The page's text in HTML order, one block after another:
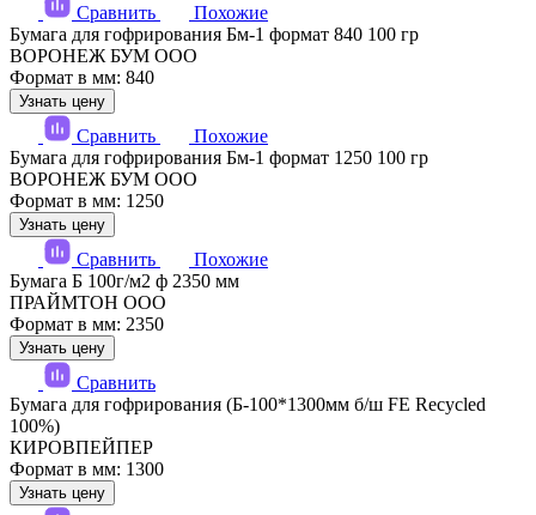
Сравнить
Похожие
Бумага для гофрирования Бм-1 формат 840 100 гр
ВОРОНЕЖ БУМ ООО
Формат в мм: 840
Узнать цену
Сравнить
Похожие
Бумага для гофрирования Бм-1 формат 1250 100 гр
ВОРОНЕЖ БУМ ООО
Формат в мм: 1250
Узнать цену
Сравнить
Похожие
Бумага Б 100г/м2 ф 2350 мм
ПРАЙМТОН ООО
Формат в мм: 2350
Узнать цену
Сравнить
Бумага для гофрирования (Б-100*1300мм б/ш FE Recycled
100%)
КИРОВПЕЙПЕР
Формат в мм: 1300
Узнать цену